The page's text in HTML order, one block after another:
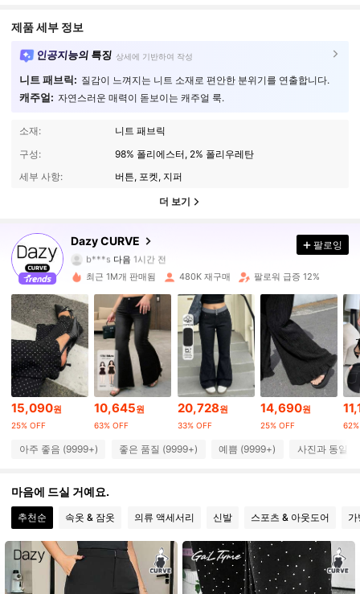
제품 세부 정보
인공지능의 특징 상세에 기반하여 작성
니트 패브릭: 질감이 느껴지는 니트 소재로 편안한 분위기를 연출합니다.
캐주얼: 자연스러운 매력이 돋보이는 캐주얼 룩.
소재:
니트 패브릭
구성:
98% 폴리에스터, 2% 폴리우레탄
세부 사항:
버튼, 포켓, 지퍼
더 보기
Dazy CURVE
4.85
b***s 다음 1시간 전
4.85 401K 팔로워
4.85 401K 팔로워
4.85 401K 팔로워
401K 팔로워
팔로잉
최근 1M개 판매됨 480K 재구매 팔로워 급증 12%
15,090원
25% OFF
10,645원
63% OFF
20,728원
33% OFF
14,690원
25% OFF
아주 좋음 (9999+) 좋은 품질 (9999+) 예쁨 (9999+) 사진과 동일
마음에 드실 거예요.
추천순 속옷 & 잠옷 의류 액세서리 신발 스포츠 & 아웃도어